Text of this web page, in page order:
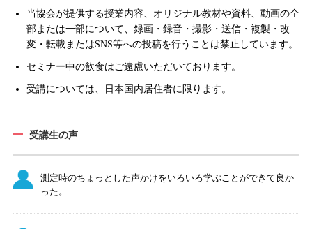
当協会が提供する授業内容、オリジナル教材や資料、動画の全
部または一部について、録画・録音・撮影・送信・複製・改
変・転載またはSNS等への投稿を行うことは禁止しています。
セミナー中の飲食はご遠慮いただいております。
受講については、日本国内居住者に限ります。
受講生の声
測定時のちょっとした声かけをいろいろ学ぶことができて良か
った。